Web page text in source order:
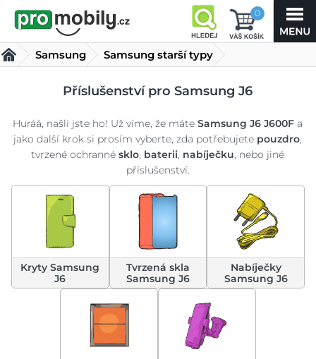
0
Samsung
Samsung starší typy
Příslušenství pro Samsung J6
Huráá, našli jste ho! Už víme, že máteSamsung J6 J600F a
jako další krok si prosím vyberte, zda potřebujete pouzdro,
tvrzené ochranné sklo, baterii, nabíječku, nebo jiné
příslušenství.
Kryty Samsung
J6
Tvrzená skla
Samsung J6
Nabíječky
Samsung J6